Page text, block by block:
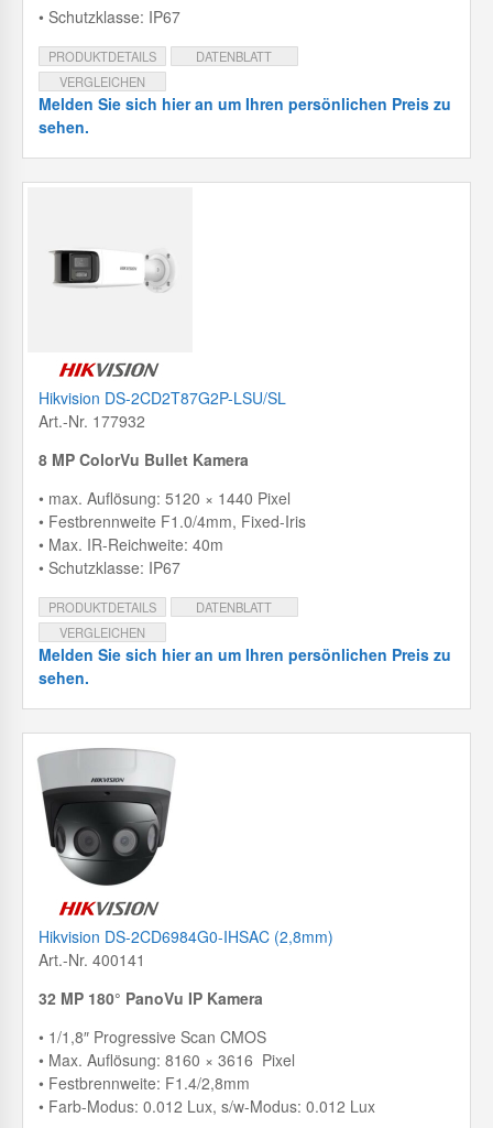
• Schutzklasse: IP67
PRODUKTDETAILS
DATENBLATT
VERGLEICHEN
Melden Sie sich hier an um Ihren persönlichen Preis zu
sehen.
Hikvision DS-2CD2T87G2P-LSU/SL
Art.-Nr. 177932
8 MP ColorVu Bullet Kamera
• max. Auflösung: 5120 × 1440 Pixel
• Festbrennweite F1.0/4mm, Fixed-Iris
• Max. IR-Reichweite: 40m
• Schutzklasse: IP67
PRODUKTDETAILS
DATENBLATT
VERGLEICHEN
Melden Sie sich hier an um Ihren persönlichen Preis zu
sehen.
Hikvision DS-2CD6984G0-IHSAC (2,8mm)
Art.-Nr. 400141
32 MP 180° PanoVu IP Kamera
• 1/1,8″ Progressive Scan CMOS
• Max. Auflösung: 8160 × 3616 Pixel
• Festbrennweite: F1.4/2,8mm
• Farb-Modus: 0.012 Lux, s/w-Modus: 0.012 Lux